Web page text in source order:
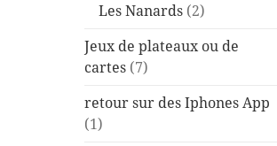
Les Nanards (2)
Jeux de plateaux ou de
cartes (7)
retour sur des Iphones App
(1)